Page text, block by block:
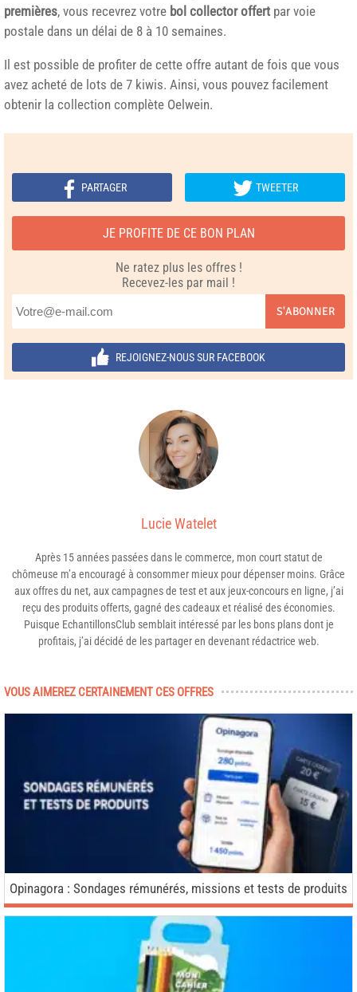
premières, vous recevrez votre bol collector offert par voie
postale dans un délai de 8 à 10 semaines.
Il est possible de profiter de cette offre autant de fois que vous
avez acheté de lots de 7 kiwis. Ainsi, vous pouvez facilement
obtenir la collection complète Oelwein.
PARTAGER TWEETER
JE PROFITE DE CE BON PLAN
Ne ratez plus les offres !
Recevez-les par mail !
S'ABONNER
REJOIGNEZ-NOUS SUR FACEBOOK
Lucie Watelet
Après 15 années passées dans le commerce, mon court statut de
chômeuse m’a encouragé à consommer mieux pour dépenser moins. Grâce
aux offres du net, aux campagnes de test et aux jeux-concours en ligne, j’ai
reçu des produits offerts, gagné des cadeaux et réalisé des économies.
Puisque EchantillonsClub semblait intéressé par les bons plans dont je
profitais, j’ai décidé de les partager en devenant rédactrice web.
VOUS AIMEREZ CERTAINEMENT CES OFFRES
Opinagora : Sondages rémunérés, missions et tests de produits